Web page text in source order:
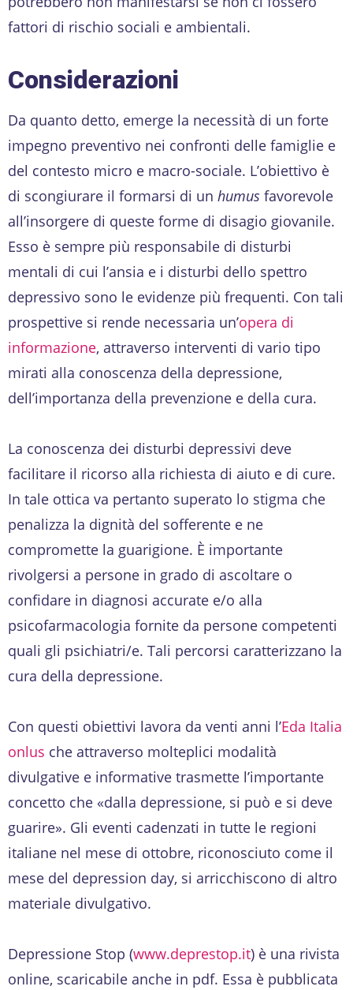
fattori di rischio sociali e ambientali.
Considerazioni
Da quanto detto, emerge la necessità di un forte
impegno preventivo nei confronti delle famiglie e
del contesto micro e macro-sociale. L’obiettivo è
di scongiurare il formarsi di un humus favorevole
all’insorgere di queste forme di disagio giovanile.
Esso è sempre più responsabile di disturbi
mentali di cui l’ansia e i disturbi dello spettro
depressivo sono le evidenze più frequenti. Con tali
prospettive si rende necessaria un’opera di
informazione, attraverso interventi di vario tipo
mirati alla conoscenza della depressione,
dell’importanza della prevenzione e della cura.
La conoscenza dei disturbi depressivi deve
facilitare il ricorso alla richiesta di aiuto e di cure.
In tale ottica va pertanto superato lo stigma che
penalizza la dignità del sofferente e ne
compromette la guarigione. È importante
rivolgersi a persone in grado di ascoltare o
confidare in diagnosi accurate e/o alla
psicofarmacologia fornite da persone competenti
quali gli psichiatri/e. Tali percorsi caratterizzano la
cura della depressione.
Con questi obiettivi lavora da venti anni l’Eda Italia
onlus che attraverso molteplici modalità
divulgative e informative trasmette l’importante
concetto che «dalla depressione, si può e si deve
guarire». Gli eventi cadenzati in tutte le regioni
italiane nel mese di ottobre, riconosciuto come il
mese del depression day, si arricchiscono di altro
materiale divulgativo.
Depressione Stop (www.deprestop.it) è una rivista
online, scaricabile anche in pdf. Essa è pubblicata